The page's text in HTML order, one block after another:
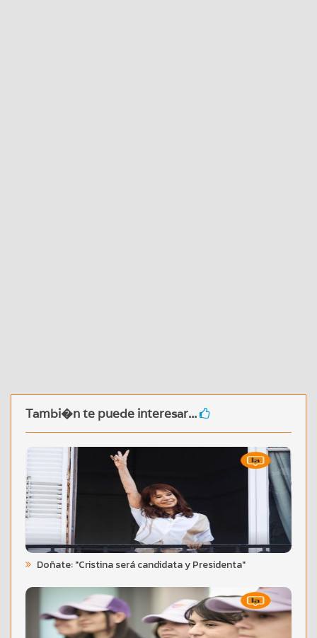
Tambi�n te puede interesar...
Doñate: "Cristina será candidata y Presidenta"